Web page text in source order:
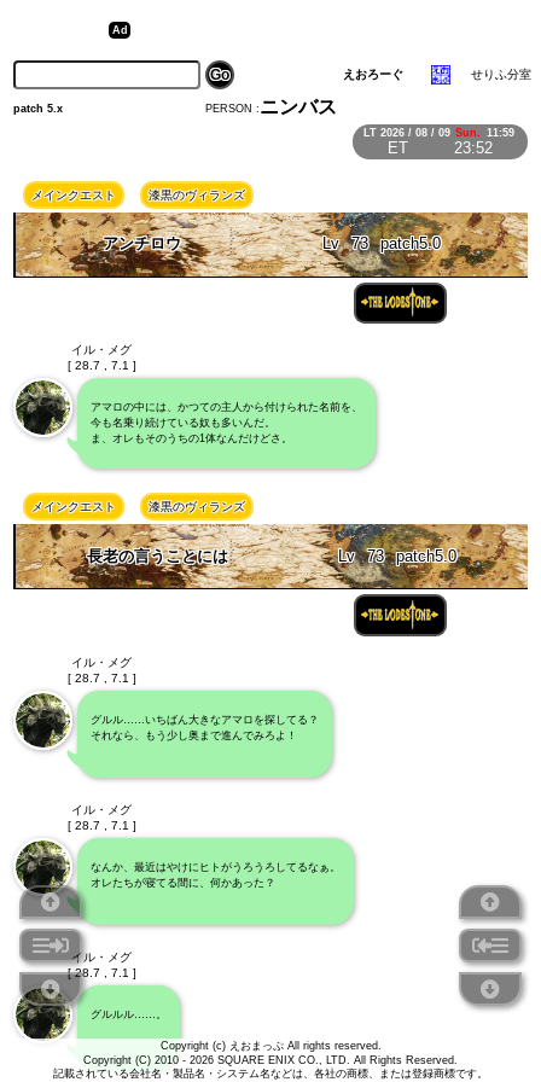
Copyright (c) えおまっぷ All rights reserved.
Copyright (C) 2010 - 2026 SQUARE ENIX CO., LTD. All Rights Reserved.
記載されている会社名・製品名・システム名などは、各社の商標、または登録商標です。
LT 2026 / 08 / 09 Sun. 11:59
ET 23:52
えおろーぐ せりふ分室
PERSON : ニンバス
patch 5.x
メインクエスト 漆黒のヴィランズ
アンチロウ Lv 73 patch5.0
イル・メグ
[ 28.7 , 7.1 ]
アマロの中には、かつての主人から付けられた名前を、
今も名乗り続けている奴も多いんだ。
ま、オレもそのうちの1体なんだけどさ。
メインクエスト 漆黒のヴィランズ
長老の言うことには Lv 73 patch5.0
イル・メグ
[ 28.7 , 7.1 ]
グルル……いちばん大きなアマロを探してる？
それなら、もう少し奥まで進んでみろよ！
イル・メグ
[ 28.7 , 7.1 ]
なんか、最近はやけにヒトがうろうろしてるなぁ。
オレたちが寝てる間に、何かあった？
イル・メグ
[ 28.7 , 7.1 ]
グルルル……。